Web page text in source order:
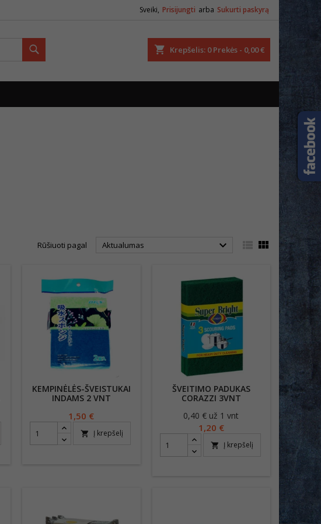
Sveiki, Prisijungti arba Sukurti paskyrą
Krepšelis 0 Prekės - 0,00 €
Rūšiuoti pagal Aktualumas  
KEMPINĖLĖS-ŠVEISTUKAI
INDAMS 2 VNT
Kaina
1,50 €
shopping_cart Į krepšelį
ŠVEITIMO PADUKAS
CORAZZI 3VNT
Kaina
0,40 € už 1 vnt
1,20 €
shopping_cart Į krepšelį